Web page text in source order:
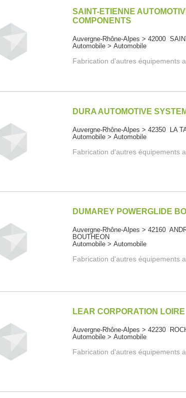
SAINT-ETIENNE
COMPONENTS
Auvergne-Rhône-Alpes > 42000
Automobile > Automobile
Fabrication d'autres équipements
DURA AUTOMOTIVE
Auvergne-Rhône-Alpes > 42350 LA
Automobile > Automobile
Fabrication d'autres équipements
DUMAREY POWERGLIDE
Auvergne-Rhône-Alpes > 42160
BOUTHEON
Automobile > Automobile
Fabrication d'autres équipements
LEAR CORPORATION LOIRE
Auvergne-Rhône-Alpes > 42230
Automobile > Automobile
Fabrication d'autres équipements